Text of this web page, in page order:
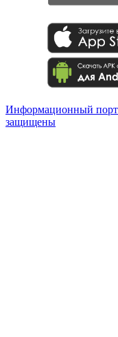
Информационный
защищены